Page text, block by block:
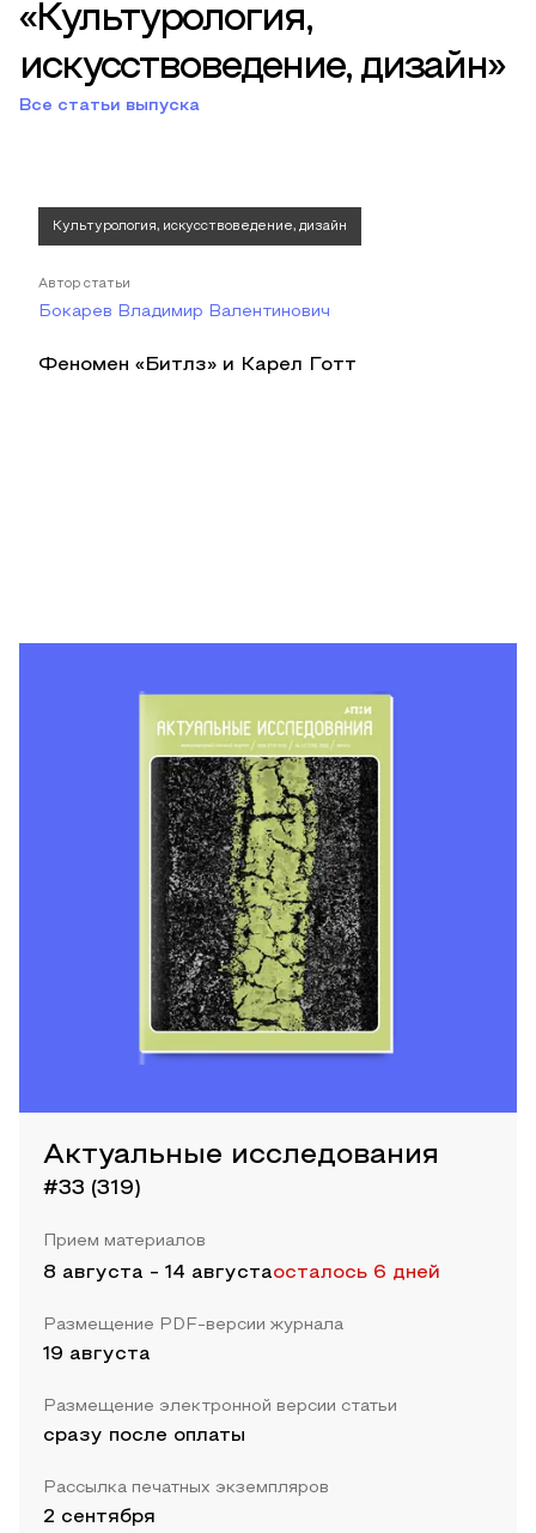
«Культурология,
искусствоведение, дизайн»
Все статьи выпуска
Культурология, искусствоведение, дизайн
Автор статьи
Бокарев Владимир Валентинович
Феномен «Битлз» и Карел Готт
Актуальные исследования
#33 (319)
Прием материалов
8 августа - 14 августаосталось 6 дней
Размещение PDF-версии журнала
19 августа
Размещение электронной версии статьи
сразу после оплаты
Рассылка печатных экземпляров
2 сентября